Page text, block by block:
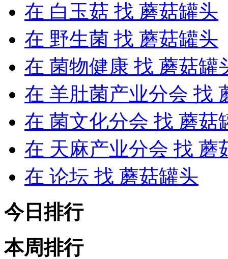
在 白玉菇 找 蘑菇罐头
在 野生菌 找 蘑菇罐头
在 菌物健康 找 蘑菇罐
在 羊肚菌产业分会 找
在 菌文化分会 找 蘑菇
在 天麻产业分会 找 蘑
在 论坛 找 蘑菇罐头
今日排行
本周排行